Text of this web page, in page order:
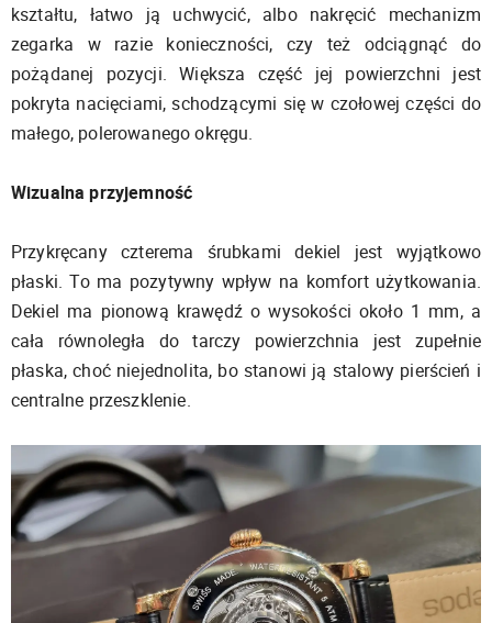
kształtu, łatwo ją uchwycić, albo nakręcić mechanizm
zegarka w razie konieczności, czy też odciągnąć do
pożądanej pozycji. Większa część jej powierzchni jest
pokryta nacięciami, schodzącymi się w czołowej części do
małego, polerowanego okręgu.
Wizualna przyjemność
Przykręcany czterema śrubkami dekiel jest wyjątkowo
płaski. To ma pozytywny wpływ na komfort użytkowania.
Dekiel ma pionową krawędź o wysokości około 1 mm, a
cała równoległa do tarczy powierzchnia jest zupełnie
płaska, choć niejednolita, bo stanowi ją stalowy pierścień i
centralne przeszklenie.